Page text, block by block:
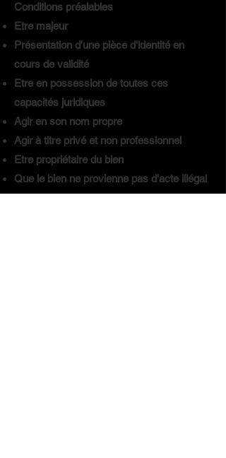
Conditions préalables
Etre majeur
Présentation d'une pièce d'identité en
cours de validité
Etre en possession de toutes ces
capacités juridiques
Agir en son nom propre
Agir à titre privé et non professionnel
Etre propriétaire du bien
Que le bien ne provienne pas d'acte illégal